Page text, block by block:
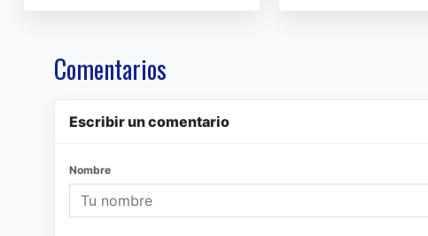
Comentarios
Escribir un comentario
Nombre